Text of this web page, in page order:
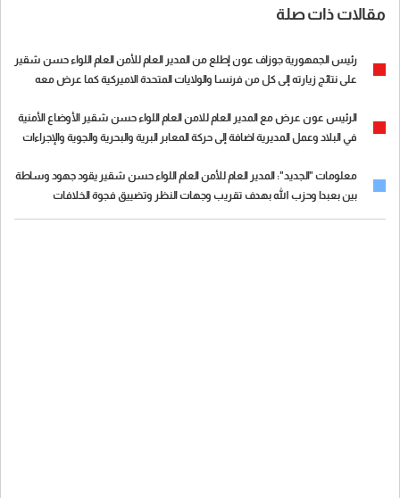
مقالات ذات صلة
رئيس الجمهورية جوزاف عون إطلع من المدير العام للأمن العام اللواء حسن شقير
على نتائج زيارته إلى كل من فرنسا والولايات المتحدة الاميركية كما عرض معه
الرئيس عون عرض مع المدير العام للامن العام اللواء حسن شقير الأوضاع الأمنية
في البلاد وعمل المديرية اضافة إلى حركة المعابر البرية والبحرية والجوية والإجراءات
معلومات "الجديد": المدير العام للأمن العام اللواء حسن شقير يقود جهود وساطة
بين بعبدا وحزب الله بهدف تقريب وجهات النظر وتضييق فجوة الخلافات